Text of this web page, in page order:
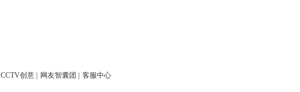
CCTV创意 网友智囊团 客服中心